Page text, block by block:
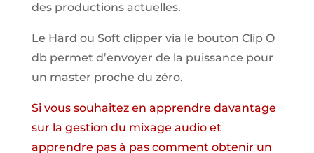
des productions actuelles.
Le Hard ou Soft clipper via le bouton Clip O
db permet d’envoyer de la puissance pour
un master proche du zéro.
Si vous souhaitez en apprendre davantage
sur la gestion du mixage audio et
apprendre pas à pas comment obtenir un